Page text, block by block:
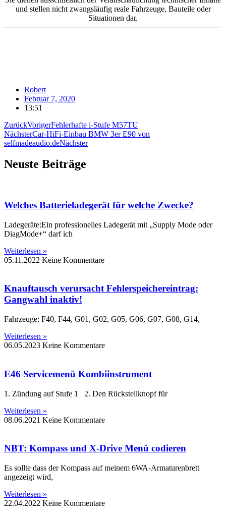
und stellen nicht zwangsläufig reale Fahrzeuge, Bauteile oder
Situationen dar.
Robert
Februar 7, 2020
13:51
ZurückVorigerFehlerhafte i-Stufe M57TU
NächsterCar-HiFi-Einbau BMW 3er E90 von
selfmadeaudio.deNächster
Neuste Beiträge
Welches Batterieladegerät für welche Zwecke?
Ladegeräte:Ein professionelles Ladegerät mit „Supply Mode oder
DiagMode+“ darf ich
Weiterlesen »
05.11.2022 Keine Kommentare
Knauftausch verursacht Fehlerspeichereintrag:
Gangwahl inaktiv!
Fahrzeuge: F40, F44, G01, G02, G05, G06, G07, G08, G14,
Weiterlesen »
06.05.2023 Keine Kommentare
E46 Servicemenü Kombiinstrument
1. Zündung auf Stufe 1 2. Den Rückstellknopf für
Weiterlesen »
08.06.2021 Keine Kommentare
NBT: Kompass und X-Drive Menü codieren
Es sollte dass der Kompass auf meinem 6WA-Armaturenbrett
angezeigt wird,
Weiterlesen »
22.04.2022 Keine Kommentare